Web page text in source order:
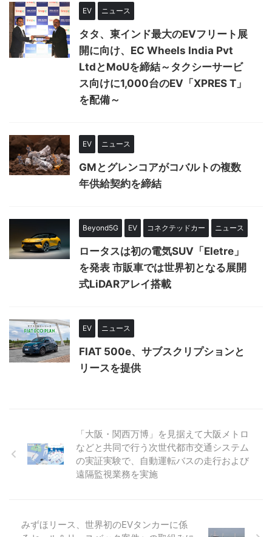
EV ニュース
タタ、東インド最大のEVフリート展
開に向け、EC Wheels India Pvt
LtdとMoUを締結～タクシーサービ
ス向けに1,000台のEV「XPRES T」
を配備～
EV ニュース
GMとグレンコアがコバルトの複数
年供給契約を締結
Beyond5G EV コネクテッドカー ニュース
ロータスは初の電気SUV「Eletre」
を発表 市販車では世界初となる展開
式LiDARアレイ搭載
EV ニュース
FIAT 500e、サブスクリプションと
リースを提供
「大阪・関西万博」を見据えて大阪メトロ
などと共同で行う次世代都市交通システム
の実証実験で、自動運転バスの走行および
遠隔監視業務を実施
みずほリース、世界初のEVタンカーに係